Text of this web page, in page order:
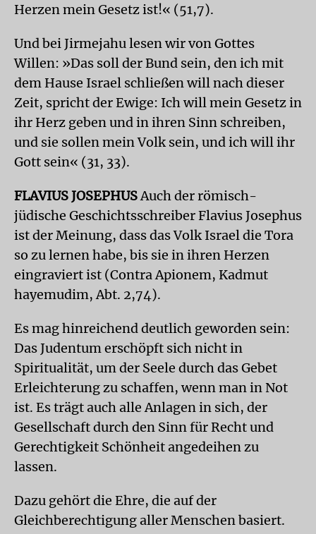
Herzen mein Gesetz ist!« (51,7).
Und bei Jirmejahu lesen wir von Gottes
Willen: »Das soll der Bund sein, den ich mit
dem Hause Israel schließen will nach dieser
Zeit, spricht der Ewige: Ich will mein Gesetz in
ihr Herz geben und in ihren Sinn schreiben,
und sie sollen mein Volk sein, und ich will ihr
Gott sein« (31, 33).
FLAVIUS JOSEPHUS Auch der römisch-
jüdische Geschichtsschreiber Fla­vius Josephus
ist der Meinung, dass das Volk Israel die Tora
so zu lernen habe, bis sie in ihren Herzen
eingraviert ist (Contra Apionem, Kadmut
hayemudim, Abt. 2,74).
Es mag hinreichend deutlich geworden sein:
Das Judentum erschöpft sich nicht in
Spiritualität, um der Seele durch das Gebet
Erleichterung zu schaffen, wenn man in Not
ist. Es trägt auch alle Anlagen in sich, der
Gesellschaft durch den Sinn für Recht und
Gerechtigkeit Schönheit angedeihen zu
lassen.
Dazu gehört die Ehre, die auf der
Gleichberechtigung aller Menschen basiert.